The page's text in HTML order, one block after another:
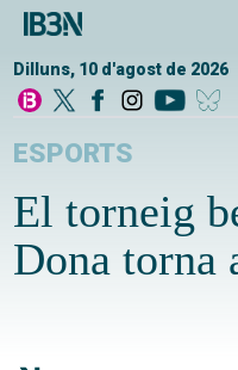
Dilluns, 10 d'agost de 2026
ESPORTS
El torneig
Dona torna